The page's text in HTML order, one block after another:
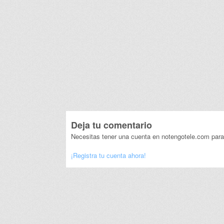
Deja tu comentario
Necesitas tener una cuenta en notengotele.com
¡Registra tu cuenta ahora!